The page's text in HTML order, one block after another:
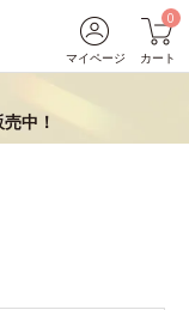
マイページ
0
カート
中！